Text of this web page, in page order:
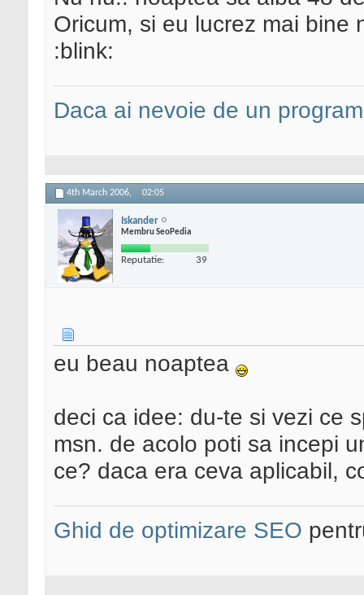
Oricum, si eu lucrez mai bine
:blink:
Daca ai nevoie de un
4th March 2006, 02:05
Iskander
Membru SeoPedia
Reputatie: 39
eu beau noaptea
deci ca idee: du-te si vezi ce
msn. de acolo poti sa incepi
ce? daca era ceva aplicabil,
Ghid de optimizare SEO